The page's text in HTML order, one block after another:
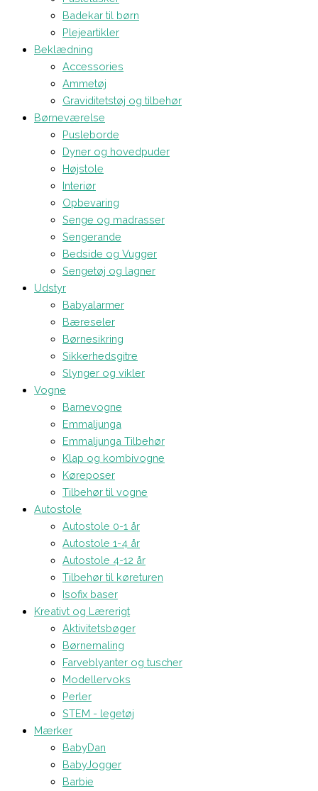
Badekar til børn
Plejeartikler
Beklædning
Accessories
Ammetøj
Graviditetstøj og tilbehør
Børneværelse
Pusleborde
Dyner og hovedpuder
Højstole
Interiør
Opbevaring
Senge og madrasser
Sengerande
Bedside og Vugger
Sengetøj og lagner
Udstyr
Babyalarmer
Bæreseler
Børnesikring
Sikkerhedsgitre
Slynger og vikler
Vogne
Barnevogne
Emmaljunga
Emmaljunga Tilbehør
Klap og kombivogne
Køreposer
Tilbehør til vogne
Autostole
Autostole 0-1 år
Autostole 1-4 år
Autostole 4-12 år
Tilbehør til køreturen
Isofix baser
Kreativt og Lærerigt
Aktivitetsbøger
Børnemaling
Farveblyanter og tuscher
Modellervoks
Perler
STEM - legetøj
Mærker
BabyDan
BabyJogger
Barbie